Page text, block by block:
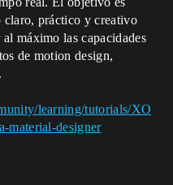
práctico y creativo
máximo las capacidades
de motion design,
learning/tutorials/XO
material-designer